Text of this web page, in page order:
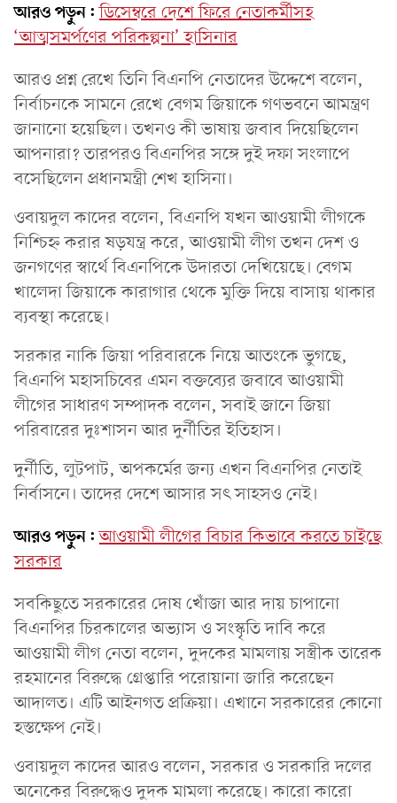
আরও পড়ুন: ডিসেম্বরে দেশে ফিরে নেতাকর্মীসহ
‘আত্মসমর্পণের পরিকল্পনা’ হাসিনার
আরও প্রশ্ন রেখে তিনি বিএনপি নেতাদের উদ্দেশে বলেন,
নির্বাচনকে সামনে রেখে বেগম জিয়াকে গণভবনে আমন্ত্রণ
জানানো হয়েছিল। তখনও কী ভাষায় জবাব দিয়েছিলেন
আপনারা? তারপরও বিএনপির সঙ্গে দুই দফা সংলাপে
বসেছিলেন প্রধানমন্ত্রী শেখ হাসিনা।
ওবায়দুল কাদের বলেন, বিএনপি যখন আওয়ামী লীগকে
নিশ্চিহ্ন করার ষড়যন্ত্র করে, আওয়ামী লীগ তখন দেশ ও
জনগণের স্বার্থে বিএনপিকে উদারতা দেখিয়েছে। বেগম
খালেদা জিয়াকে কারাগার থেকে মুক্তি দিয়ে বাসায় থাকার
ব্যবস্থা করেছে।
সরকার নাকি জিয়া পরিবারকে নিয়ে আতংকে ভুগছে,
বিএনপি মহাসচিবের এমন বক্তব্যের জবাবে আওয়ামী
লীগের সাধারণ সম্পাদক বলেন, সবাই জানে জিয়া
পরিবারের দুঃশাসন আর দুর্নীতির ইতিহাস।
দুর্নীতি, লুটপাট, অপকর্মের জন্য এখন বিএনপির নেতাই
নির্বাসনে। তাদের দেশে আসার সৎ সাহসও নেই।
আরও পড়ুন: আওয়ামী লীগের বিচার কিভাবে করতে চাইছে
সরকার
সবকিছুতে সরকারের দোষ খোঁজা আর দায় চাপানো
বিএনপির চিরকালের অভ্যাস ও সংস্কৃতি দাবি করে
আওয়ামী লীগ নেতা বলেন, দুদকের মামলায় সস্ত্রীক তারেক
রহমানের বিরুদ্ধে গ্রেপ্তারি পরোয়ানা জারি করেছেন
আদালত। এটি আইনগত প্রক্রিয়া। এখানে সরকারের কোনো
হস্তক্ষেপ নেই।
ওবায়দুল কাদের আরও বলেন, সরকার ও সরকারি দলের
অনেকের বিরুদ্ধেও দুদক মামলা করেছে। কারো কারো